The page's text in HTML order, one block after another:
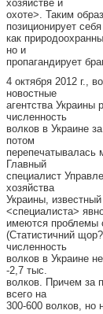
хозяйстве и
охоте>. Таким
позиционирует себя
как
но и
пропагандирует
4 октября 2012 г.,
новостные
агентства
численность
волков в Украине
потом
перепечатывалась
Главный
специалист
хозяйства
Украины,
<специалиста>
имеются проблемы
(Статистичний
численность
волков в Украине
-2,7 тыс.
волков. Причем за
всего на
300-600 волков, но